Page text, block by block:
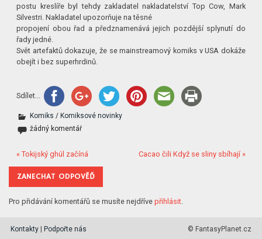
postu kreslíře byl tehdy zakladatel nakladatelství Top Cow, Mark
Silvestri. Nakladatel upozorňuje na těsné
propojení obou řad a předznamenává jejich pozdější splynutí do
řady jedné.
Svět artefaktů dokazuje, že se mainstreamový komiks v USA dokáže
obejít i bez superhrdinů.
Sdílet...
Komiks / Komiksové novinky
žádný komentář
« Tokijský ghúl začíná Cacao čili Když se sliny sbíhají »
ZANECHAT ODPOVĚĎ
Pro přidávání komentářů se musíte nejdřívepřihlásit.
Kontakty | Podpořte nás © FantasyPlanet.cz